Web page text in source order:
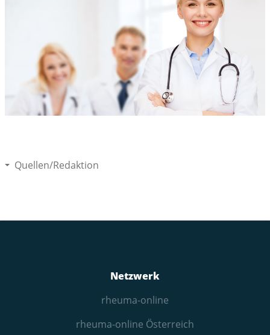
Quellen/Redaktion
Netzwerk
rheuma-online
rheuma-online Österreich